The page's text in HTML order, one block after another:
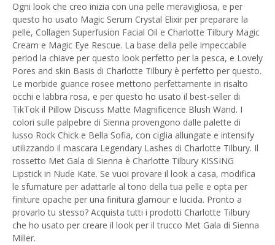
Ogni look che creo inizia con una pelle meravigliosa, e per
questo ho usato Magic Serum Crystal Elixir per preparare la
pelle, Collagen Superfusion Facial Oil e Charlotte Tilbury Magic
Cream e Magic Eye Rescue. La base della pelle impeccabile
period la chiave per questo look perfetto per la pesca, e Lovely
Pores and skin Basis di Charlotte Tilbury è perfetto per questo.
Le morbide guance rosee mettono perfettamente in risalto
occhi e labbra rosa, e per questo ho usato il best-seller di
TikTok il Pillow Discuss Matte Magnificence Blush Wand. I
colori sulle palpebre di Sienna provengono dalle palette di
lusso Rock Chick e Bella Sofia, con ciglia allungate e intensify
utilizzando il mascara Legendary Lashes di Charlotte Tilbury. Il
rossetto Met Gala di Sienna è Charlotte Tilbury KISSING
Lipstick in Nude Kate. Se vuoi provare il look a casa, modifica
le sfumature per adattarle al tono della tua pelle e opta per
finiture opache per una finitura glamour e lucida. Pronto a
provarlo tu stesso? Acquista tutti i prodotti Charlotte Tilbury
che ho usato per creare il look per il trucco Met Gala di Sienna
Miller.